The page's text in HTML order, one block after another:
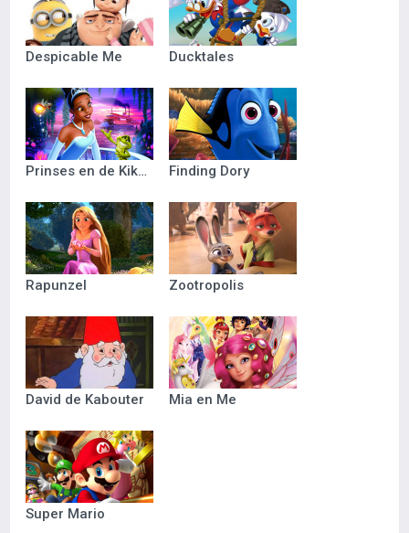
Despicable Me Ducktales
Prinses en de Kikker Finding Dory
Rapunzel Zootropolis
David de Kabouter Mia en Me
Super Mario